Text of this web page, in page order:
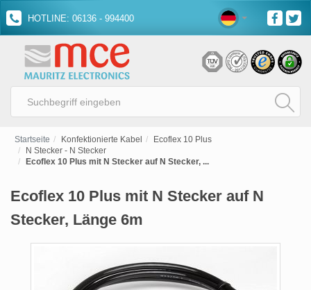
HOTLINE: 06136 - 994400
Startseite Konfektionierte Kabel
Ecoflex 10 Plus
N Stecker - N Stecker
Ecoflex 10 Plus mit N Stecker auf N Stecker, ...
Ecoflex 10 Plus mit N Stecker auf N
Stecker, Länge 6m